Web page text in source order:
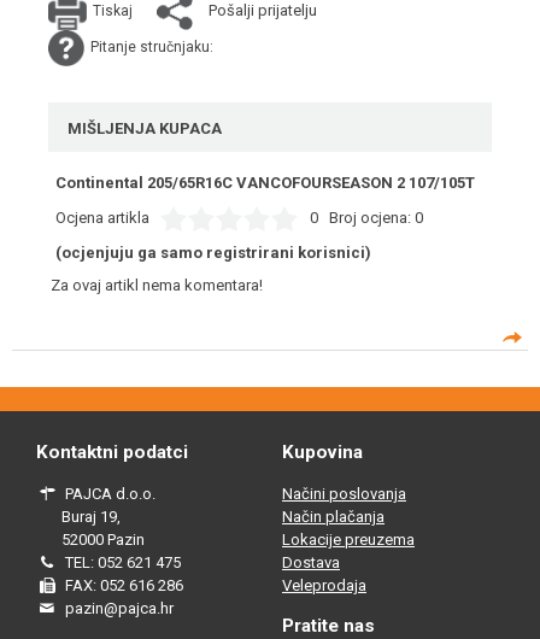
Tiskaj Pošalji prijatelju
Pitanje stručnjaku:
MIŠLJENJA KUPACA
Continental 205/65R16C VANCOFOURSEASON 2 107/105T
Ocjena artikla
0 Broj ocjena: 0
(ocjenjuju ga samo registrirani korisnici)
Za ovaj artikl nema komentara!
Kontaktni podatci
PAJCA d.o.o.
Buraj 19,
52000 Pazin
TEL: 052 621 475
FAX: 052 616 286
pazin@pajca.hr
Kupovina
Načini poslovanja
Način plačanja
Lokacije preuzema
Dostava
Veleprodaja
Pratite nas